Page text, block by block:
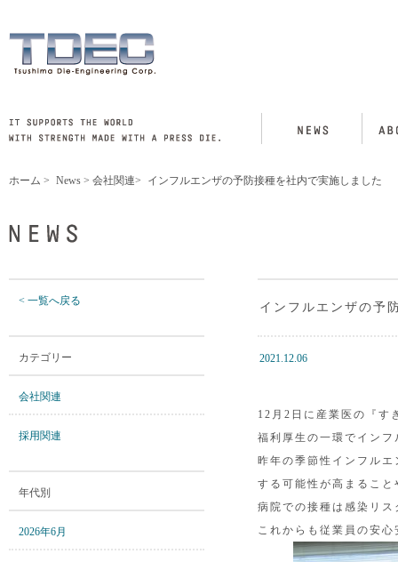
ホーム > News > 会社関連> インフルエンザの予防接種を社内で実施しました
< 一覧へ戻る
カテゴリー
会社関連
採用関連
年代別
2026年6月
インフルエンザの予
2021.12.06
12月2日に産業医の『す
福利厚生の一環でイン
昨年の季節性インフル
する可能性が高まること
病院での接種は感染リ
これからも従業員の安